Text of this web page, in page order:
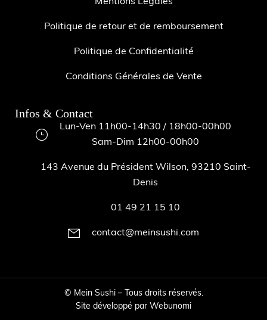
Mentions Légales
Politique de retour et de remboursement
Politique de Confidentialité
Conditions Générales de Vente
Infos & Contact
Lun-Ven 11h00-14h30 / 18h00-00h00
Sam-Dim 12h00-00h00
143 Avenue du Président Wilson, 93210 Saint-
Denis
01 49 21 15 10
contact@meinsushi.com
© Mein Sushi – Tous droits réservés.
Site développé par Webunomi